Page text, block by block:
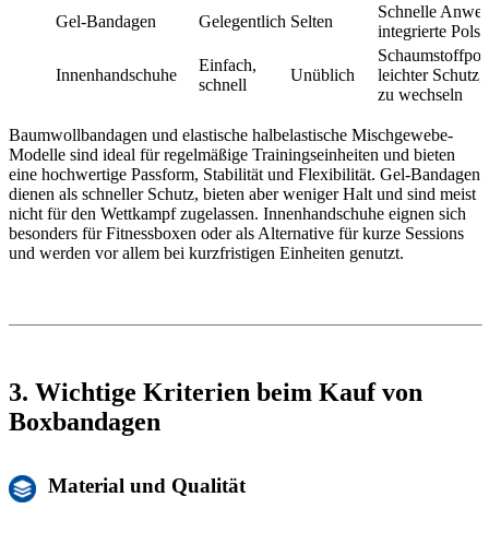
Gel-Bandagen
Gelegentlich Selten
Schnelle
integrierte
Innenhandschuhe
Einfach,
schnell
Unüblich
leichter Schutz,
zu wechseln
Baumwollbandagen und elastische halbelastische Mischgewebe-
Modelle sind ideal für regelmäßige Trainingseinheiten und bieten
eine hochwertige Passform, Stabilität und Flexibilität. Gel-Bandagen
dienen als schneller Schutz, bieten aber weniger Halt und sind meist
nicht für den Wettkampf zugelassen. Innenhandschuhe eignen sich
besonders für Fitnessboxen oder als Alternative für kurze Sessions
und werden vor allem bei kurzfristigen Einheiten genutzt.
3. Wichtige Kriterien beim Kauf von
Boxbandagen
Material und Qualität